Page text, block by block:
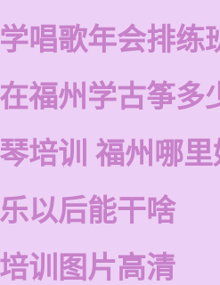
唱歌年会排练
福州学古筝多
培训 福州哪
以后能干啥
训图片高清